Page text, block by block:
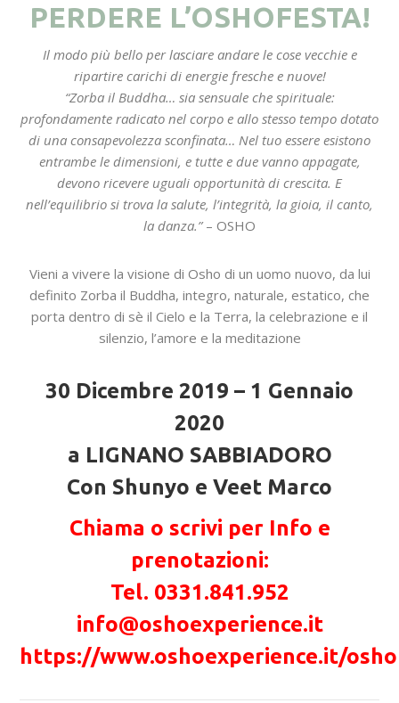
PERDERE L’OSHOFESTA!
Il modo più bello per lasciare andare le cose vecchie e
ripartire carichi di energie fresche e nuove!
“Zorba il Buddha… sia sensuale che spirituale:
profondamente radicato nel corpo e allo stesso tempo dotato
di una consapevolezza sconfinata… Nel tuo essere esistono
entrambe le dimensioni, e tutte e due vanno appagate,
devono ricevere uguali opportunità di crescita. E
nell’equilibrio si trova la salute, l’integrità, la gioia, il canto,
la danza.”– OSHO
Vieni a vivere la visione di Osho di un uomo nuovo, da lui
definito Zorba il Buddha, integro, naturale, estatico, che
porta dentro di sè il Cielo e la Terra, la celebrazione e il
silenzio, l’amore e la meditazione
30 Dicembre 2019 – 1 Gennaio
2020
a LIGNANO SABBIADORO
Con Shunyo e Veet Marco
Chiama o scrivi per Info e
prenotazioni:
Tel. 0331.841.952
info@oshoexperience.it
https://www.oshoexperience.it/